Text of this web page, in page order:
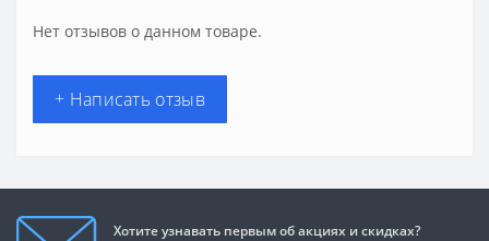
Нет отзывов о данном товаре.
+ Написать отзыв
Хотите узнавать первым об акциях и скидках?